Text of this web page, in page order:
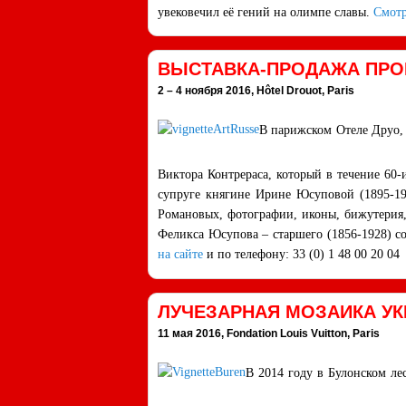
увековечил её гений на олимпе славы.
ВЫСТАВКА-ПРОДАЖА
2 – 4 ноября 2016, Hôtel Drouot, Paris
В парижском Отеле Друо,
Виктора Контрераса, который в течение
супруге княгине Ирине Юсуповой (1895-
Романовых, фотографии, иконы,
Феликса Юсупова – старшего (1856-1928)
на сайте и по телефону: 33 (0) 1 48 00 20 04
ЛУЧЕЗАРНАЯ МОЗАИКА
11 мая 2016, Fondation Louis Vuitton, Paris
В 2014 году в Булонском